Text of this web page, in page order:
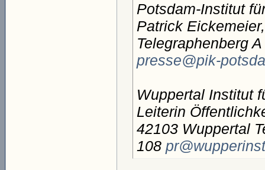
Potsdam-Institut
Patrick
Telegraphenberg
presse@pik-
Wuppertal Institut
Leiterin
42103 Wuppertal
108